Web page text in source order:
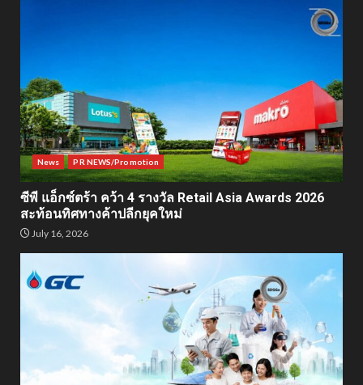
News PR NEWS/Promotion
ซีพี แอ็กซ์ตร้า คว้า 4 รางวัล Retail Asia Awards 2026
สะท้อนทิศทางค้าปลีกยุคใหม่
July 16, 2026